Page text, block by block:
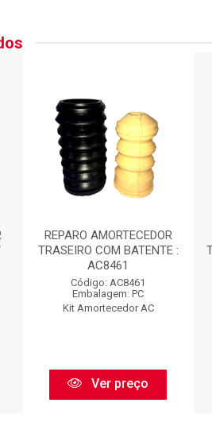
REPARO AMORTECEDOR
TRASEIRO COM BATENTE :
AC8461
Código: AC8461
Embalagem: PC
Kit Amortecedor AC
Ver preço